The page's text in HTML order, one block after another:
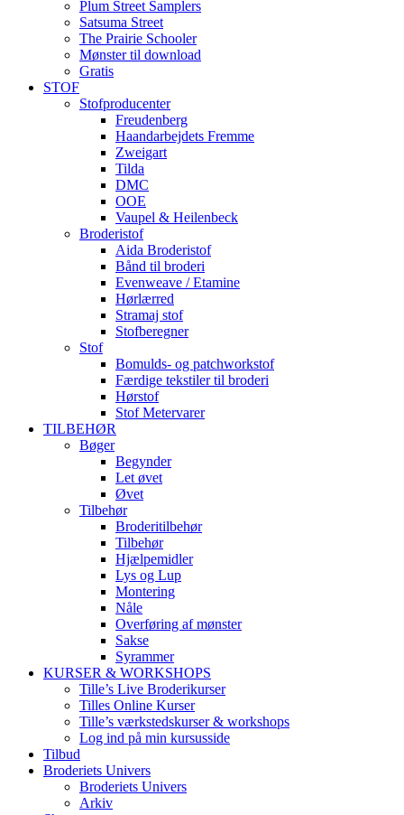
Plum Street Samplers
Satsuma Street
The Prairie Schooler
Mønster til download
Gratis
STOF
Stofproducenter
Freudenberg
Haandarbejdets Fremme
Zweigart
Tilda
DMC
OOE
Vaupel & Heilenbeck
Broderistof
Aida Broderistof
Bånd til broderi
Evenweave / Etamine
Hørlærred
Stramaj stof
Stofberegner
Stof
Bomulds- og patchworkstof
Færdige tekstiler til broderi
Hørstof
Stof Metervarer
TILBEHØR
Bøger
Begynder
Let øvet
Øvet
Tilbehør
Broderitilbehør
Tilbehør
Hjælpemidler
Lys og Lup
Montering
Nåle
Overføring af mønster
Sakse
Syrammer
KURSER & WORKSHOPS
Tille’s Live Broderikurser
Tilles Online Kurser
Tille’s værkstedskurser & workshops
Log ind på min kursusside
Tilbud
Broderiets Univers
Broderiets Univers
Arkiv